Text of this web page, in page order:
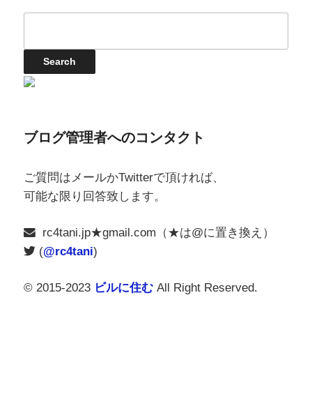
ブログ管理者へのコンタクト
ご質問はメールかTwitterで頂ければ、
可能な限り回答致します。
rc4tani.jp★gmail.com（★は@に置き換え）
(@rc4tani)
© 2015-2023 ビルに住むAll Right Reserved.